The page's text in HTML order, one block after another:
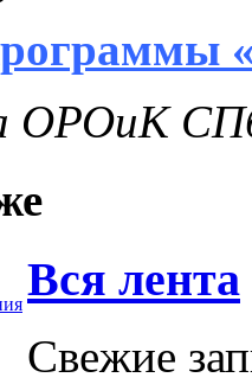
ОРОиК
Вся лента
Свежие